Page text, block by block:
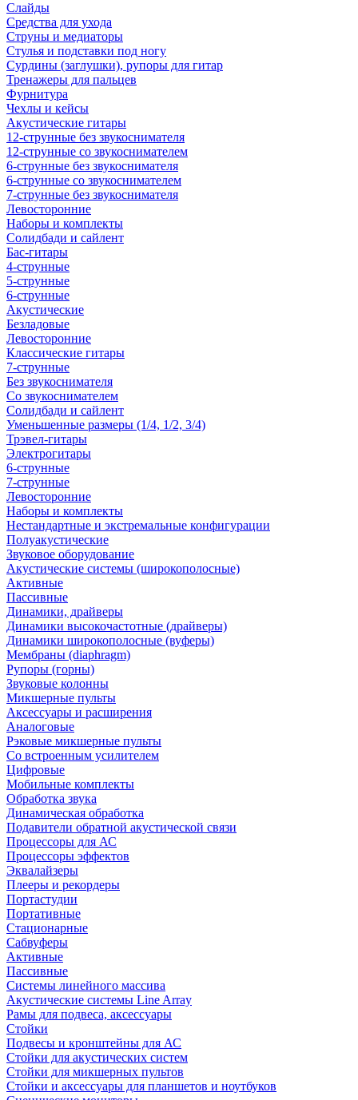
Слайды
Средства для ухода
Струны и медиаторы
Стулья и подставки под ногу
Сурдины (заглушки), рупоры для гитар
Тренажеры для пальцев
Фурнитура
Чехлы и кейсы
Акустические гитары
12-струнные без звукоснимателя
12-струнные со звукоснимателем
6-струнные без звукоснимателя
6-струнные со звукоснимателем
7-струнные без звукоснимателя
Левосторонние
Наборы и комплекты
Солидбади и сайлент
Бас-гитары
4-струнные
5-струнные
6-струнные
Акустические
Безладовые
Левосторонние
Классические гитары
7-струнные
Без звукоснимателя
Со звукоснимателем
Солидбади и сайлент
Уменьшенные размеры (1/4, 1/2, 3/4)
Трэвел-гитары
Электрогитары
6-струнные
7-струнные
Левосторонние
Наборы и комплекты
Нестандартные и экстремальные конфигурации
Полуакустические
Звуковое оборудование
Акустические системы (широкополосные)
Активные
Пассивные
Динамики, драйверы
Динамики высокочастотные (драйверы)
Динамики широкополосные (вуферы)
Мембраны (diaphragm)
Рупоры (горны)
Звуковые колонны
Микшерные пульты
Аксессуары и расширения
Аналоговые
Рэковые микшерные пульты
Со встроенным усилителем
Цифровые
Мобильные комплекты
Обработка звука
Динамическая обработка
Подавители обратной акустической связи
Процессоры для АС
Процессоры эффектов
Эквалайзеры
Плееры и рекордеры
Портастудии
Портативные
Стационарные
Сабвуферы
Активные
Пассивные
Системы линейного массива
Акустические системы Line Array
Рамы для подвеса, аксессуары
Стойки
Подвесы и кронштейны для АС
Стойки для акустических систем
Стойки для микшерных пультов
Стойки и аксессуары для планшетов и ноутбуков